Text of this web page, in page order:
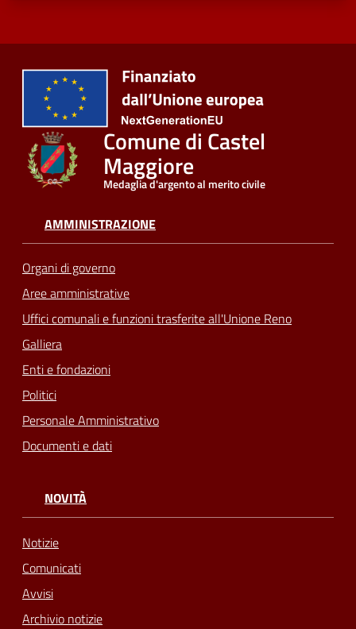
Comune di Castel
Maggiore
Medaglia d'argento al merito civile
AMMINISTRAZIONE
Organi di governo
Aree amministrative
Uffici comunali e funzioni trasferite all'Unione Reno
Galliera
Enti e fondazioni
Politici
Personale Amministrativo
Documenti e dati
NOVITÀ
Notizie
Comunicati
Avvisi
Archivio notizie